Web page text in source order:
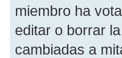
miembro ha
editar o borrar
cambiadas a